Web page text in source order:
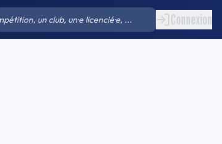
Connexion